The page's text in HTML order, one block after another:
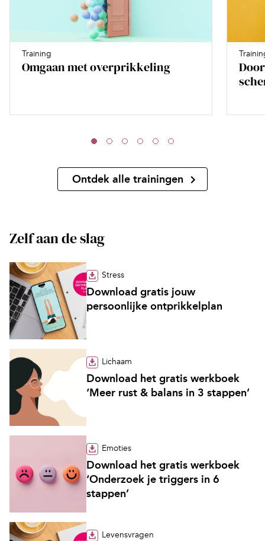
Training
Omgaan met overprikkeling
Ontdek alle trainingen
Zelf aan de slag
Stress
Download gratis jouw
persoonlijke ontprikkelplan
Lichaam
Download het gratis werkboek
‘Meer rust & balans in 3 stappen’
Emoties
Download het gratis werkboek
‘Onderzoek je triggers in 6
stappen’
Levensvragen